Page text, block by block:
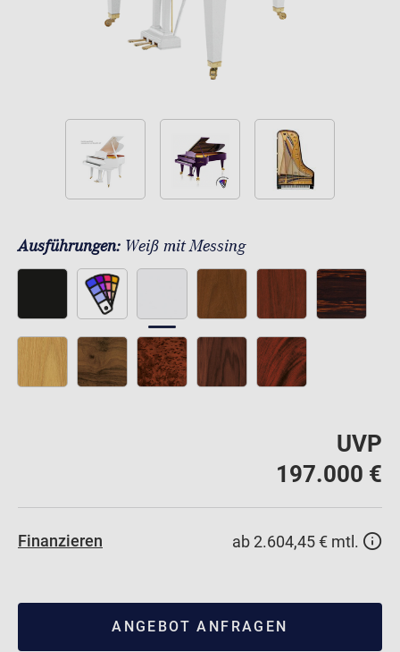
Ausführungen: Weiß mit Messing
UVP
197.000 €
Finanzieren ab 2.604,45 € mtl.
ANGEBOT ANFRAGEN